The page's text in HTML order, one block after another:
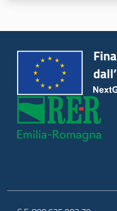
Piani programmi
progetti